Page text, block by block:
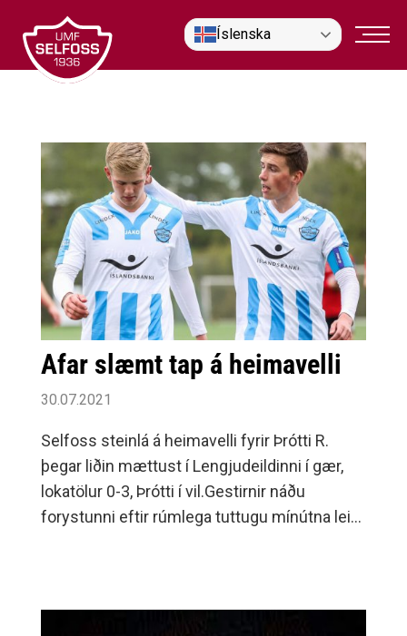
efni
Íslenska
Afar slæmt tap á heimavelli
30.07.2021
Selfoss steinlá á heimavelli fyrir Þrótti R.
þegar liðin mættust í Lengjudeildinni í gær,
lokatölur 0-3, Þrótti í vil.Gestirnir náðu
forystunni eftir rúmlega tuttugu mínútna leik